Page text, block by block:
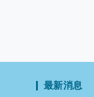
最新消息